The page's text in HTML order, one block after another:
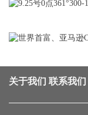
关于我们 联系我们